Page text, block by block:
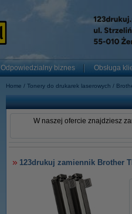
Odpowiedzialny biznes Obsługa
Home Tonery do drukarek laserowych
W naszej ofercie znajdziesz
123drukuj zamiennik Brother